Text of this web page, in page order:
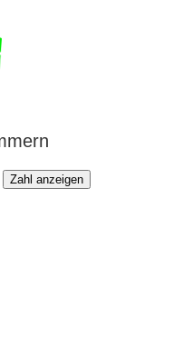
Zahl anzeigen